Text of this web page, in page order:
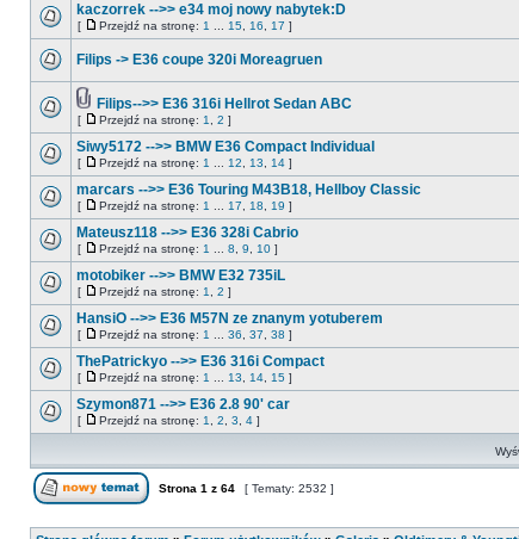
kaczorrek -->> e34 moj nowy nabytek:D
[ Przejdź na stronę: 1 15 16 17 ]
Filips -> E36 coupe 320i Moreagruen
Filips-->> E36 316i Hellrot Sedan ABC
[ Przejdź na stronę: 1 2 ]
Siwy5172 -->> BMW E36 Compact Individual
[ Przejdź na stronę: 1 12 13 14 ]
marcars -->> E36 Touring M43B18, Hellboy Classic
[ Przejdź na stronę: 1 17 18 19 ]
Mateusz118 -->> E36 328i Cabrio
[ Przejdź na stronę: 1 8 9 10 ]
motobiker -->> BMW E32 735iL
[ Przejdź na stronę: 1 2 ]
HansiO -->> E36 M57N ze znanym yotuberem
[ Przejdź na stronę: 1 36 37 38 ]
ThePatrickyo -->> E36 316i Compact
[ Przejdź na stronę: 1 13 14 15 ]
Szymon871 -->> E36 2.8 90' car
[ Przejdź na stronę: 1 2 3 4 ]
Strona 1 z 64 [ Tematy: 2532 ]